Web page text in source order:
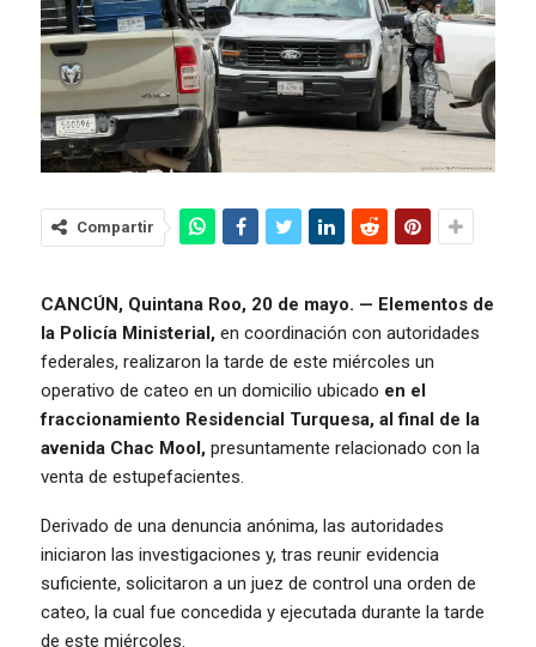
Compartir
CANCÚN, Quintana Roo, 20 de mayo. — Elementos de
la Policía Ministerial, en coordinación con autoridades
federales, realizaron la tarde de este miércoles un
operativo de cateo en un domicilio ubicado en el
fraccionamiento Residencial Turquesa, al final de la
avenida Chac Mool, presuntamente relacionado con la
venta de estupefacientes.
Derivado de una denuncia anónima, las autoridades
iniciaron las investigaciones y, tras reunir evidencia
suficiente, solicitaron a un juez de control una orden de
cateo, la cual fue concedida y ejecutada durante la tarde
de este miércoles.